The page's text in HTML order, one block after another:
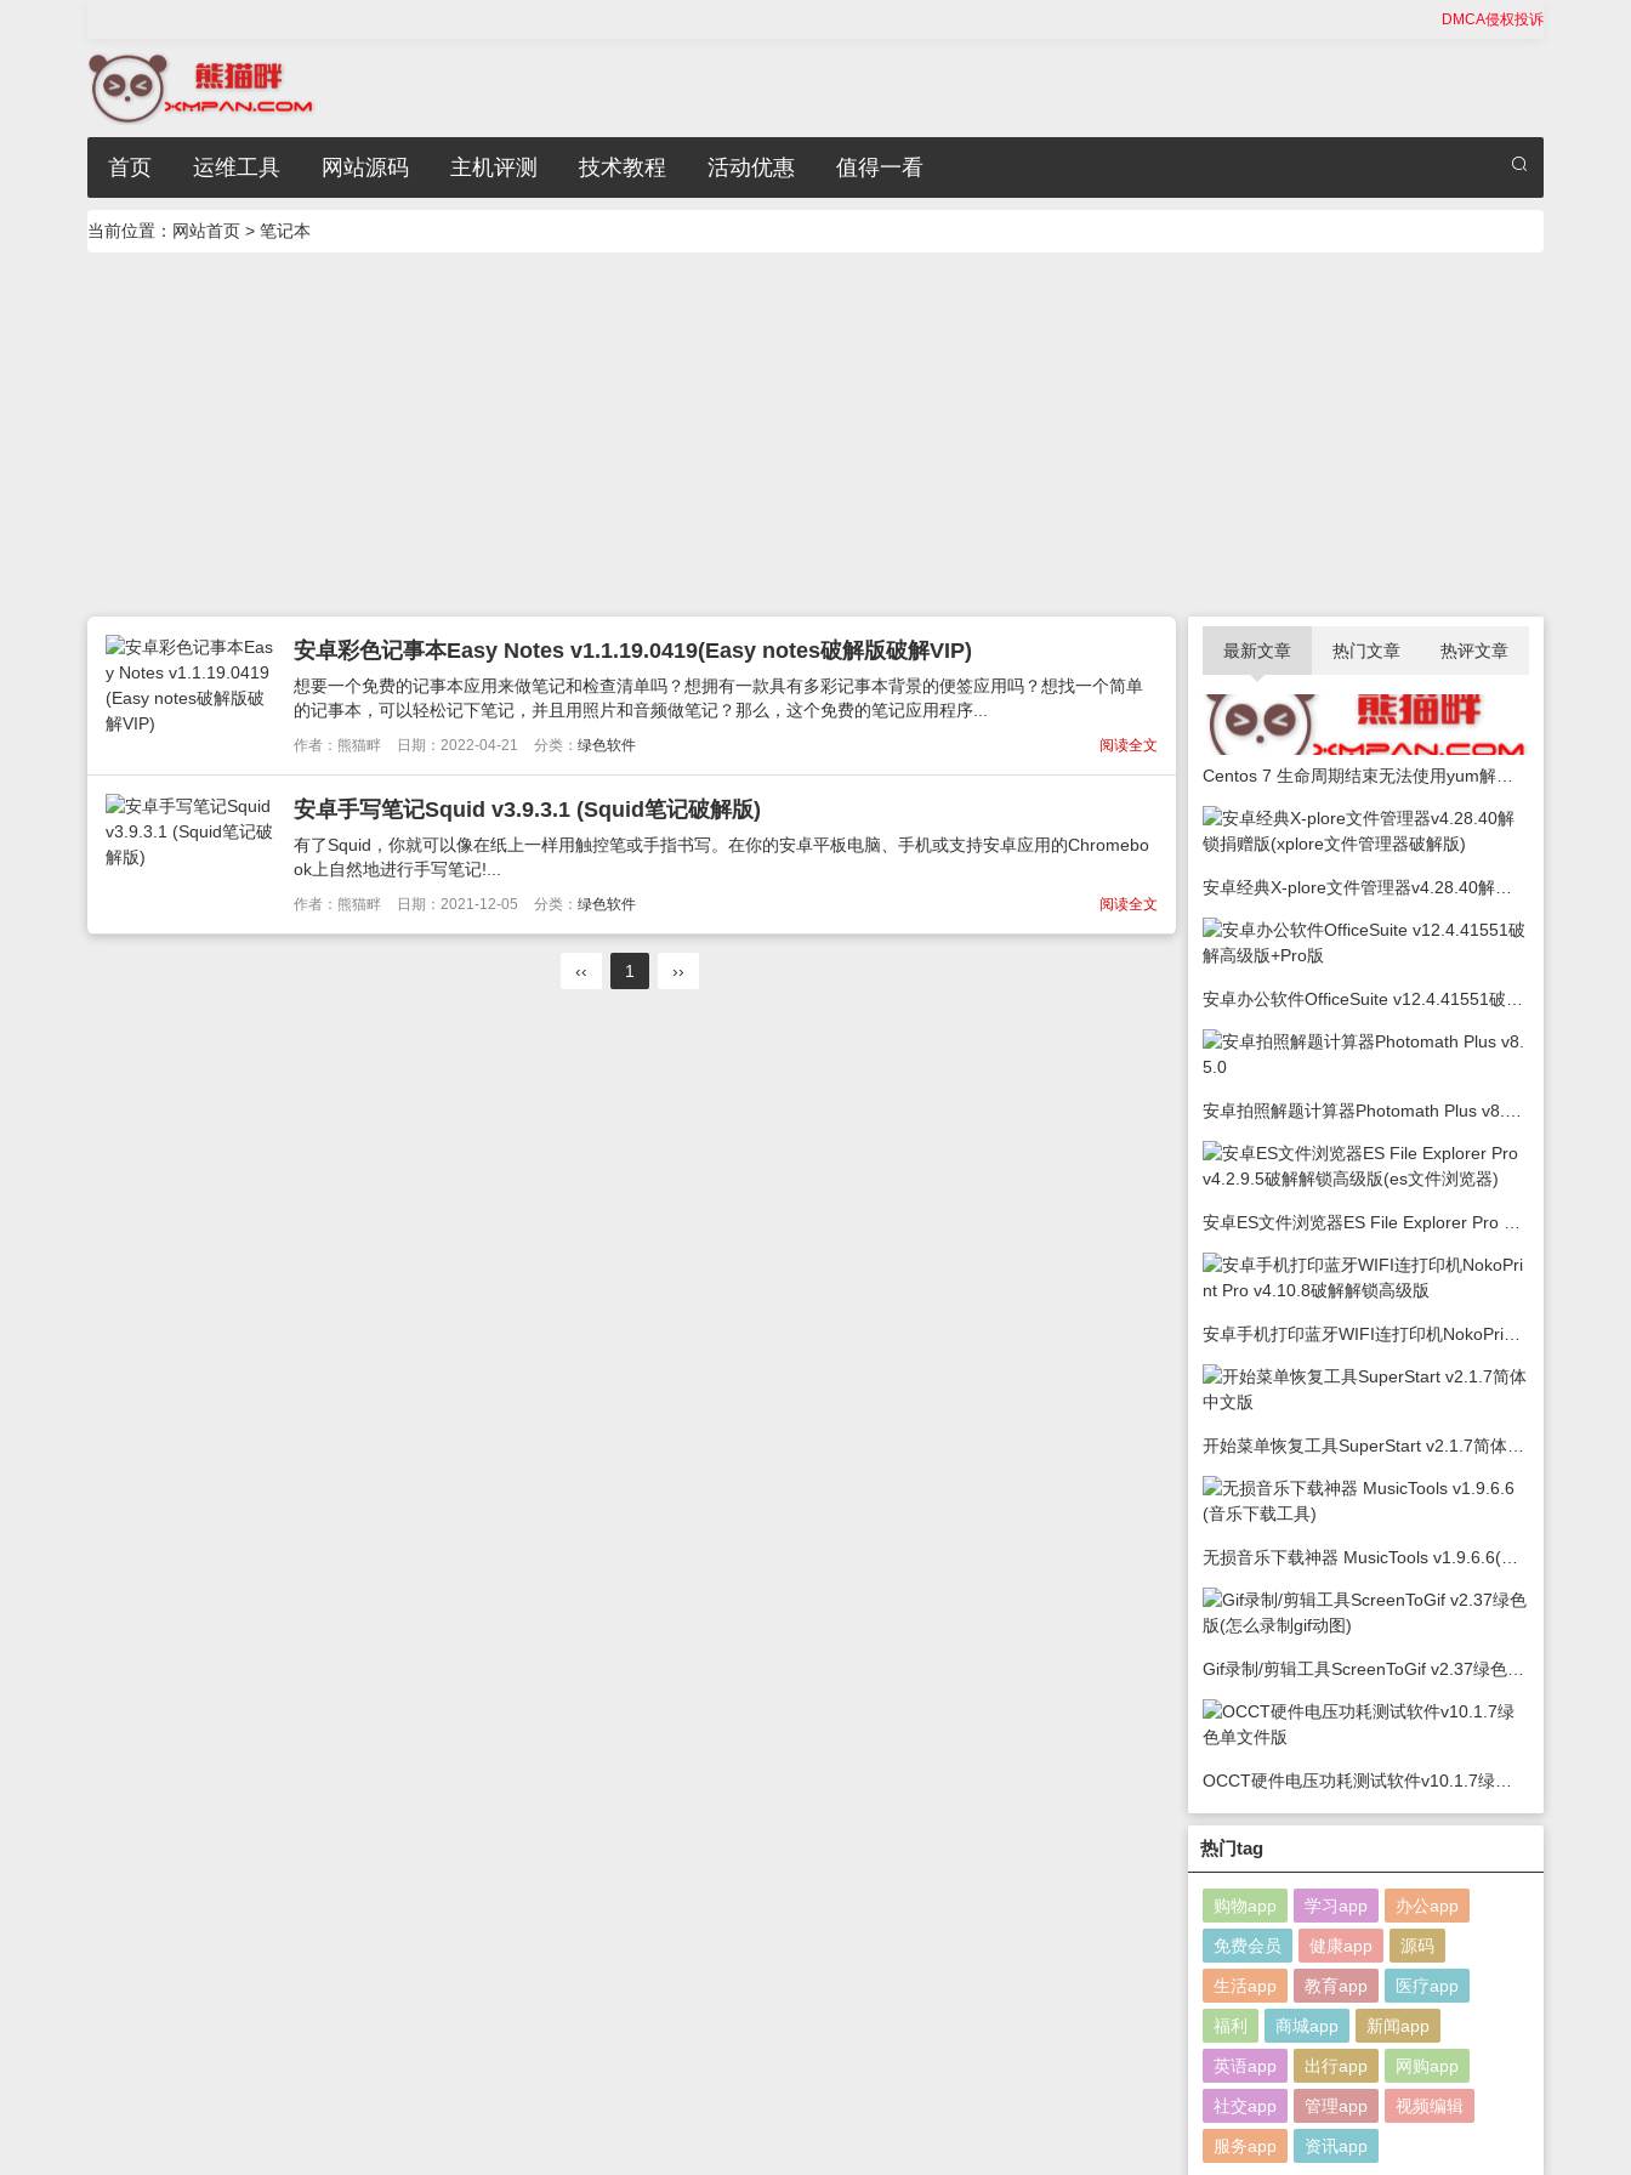
DMCA侵权投诉
首页 运维工具 网站源码 主机评测 技术教程 活动优惠 值得一看
当前位置： 网站首页 > 笔记本
安卓彩色记事本Easy Notes v1.1.19.0419(Easy notes破解版破解VIP)
想要一个免费的记事本应用来做笔记和检查清单吗？想拥有一款具有多彩记事本背景的便签应用吗？想找一个简单
的记事本，可以轻松记下笔记，并且用照片和音频做笔记？那么，这个免费的笔记应用程序...
阅读全文
作者：熊猫畔 日期：2022-04-21 分类： 绿色软件
安卓手写笔记Squid v3.9.3.1 (Squid笔记破解版)
有了Squid，你就可以像在纸上一样用触控笔或手指书写。在你的安卓平板电脑、手机或支持安卓应用的Chromebo
ok上自然地进行手写笔记!...
阅读全文
作者：熊猫畔 日期：2021-12-05 分类： 绿色软件
‹‹ 1 ››
最新文章 热门文章 热评文章
热门tag
购物app 学习app 办公app
免费会员 健康app 源码
生活app 教育app 医疗app
福利 商城app 新闻app
英语app 出行app 网购app
社交app 管理app 视频编辑
服务app 资讯app